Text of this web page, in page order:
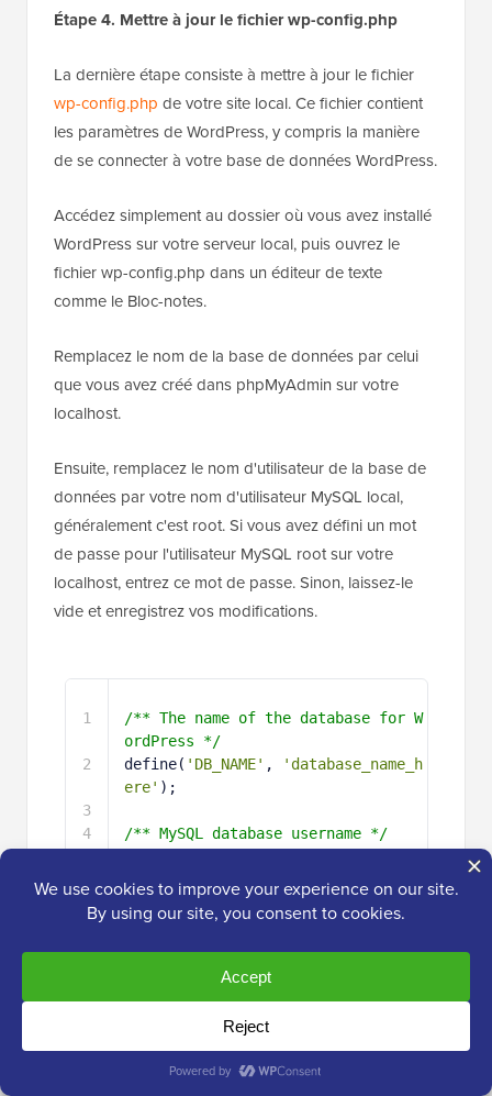
Étape 4. Mettre à jour le fichier wp-config.php
La dernière étape consiste à mettre à jour le fichier
wp-config.php de votre site local. Ce fichier contient
les paramètres de WordPress, y compris la manière
de se connecter à votre base de données WordPress.
Accédez simplement au dossier où vous avez installé
WordPress sur votre serveur local, puis ouvrez le
fichier wp-config.php dans un éditeur de texte
comme le Bloc-notes.
Remplacez le nom de la base de données par celui
que vous avez créé dans phpMyAdmin sur votre
localhost.
Ensuite, remplacez le nom d'utilisateur de la base de
données par votre nom d'utilisateur MySQL local,
généralement c'est root. Si vous avez défini un mot
de passe pour l'utilisateur MySQL root sur votre
localhost, entrez ce mot de passe. Sinon, laissez-le
vide et enregistrez vos modifications.
1
2
3
4
8
/** The name of the database for W
ordPress */
define( 'DB_NAME' ,
'database_name_h
ere' );
/** MySQL database username */
e'
/** MySQL database password */
define('DB_PASSWORD', 'password_he
WPCode
dPress